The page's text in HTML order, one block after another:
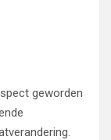
geworden